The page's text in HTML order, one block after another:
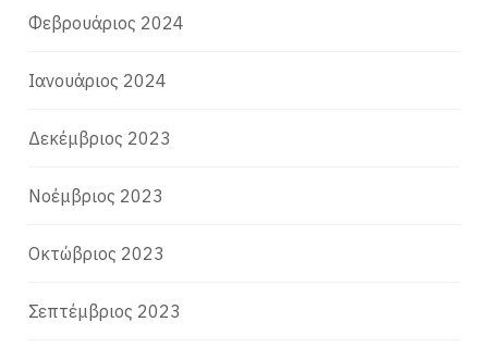
Φεβρουάριος 2024
Ιανουάριος 2024
Δεκέμβριος 2023
Νοέμβριος 2023
Οκτώβριος 2023
Σεπτέμβριος 2023